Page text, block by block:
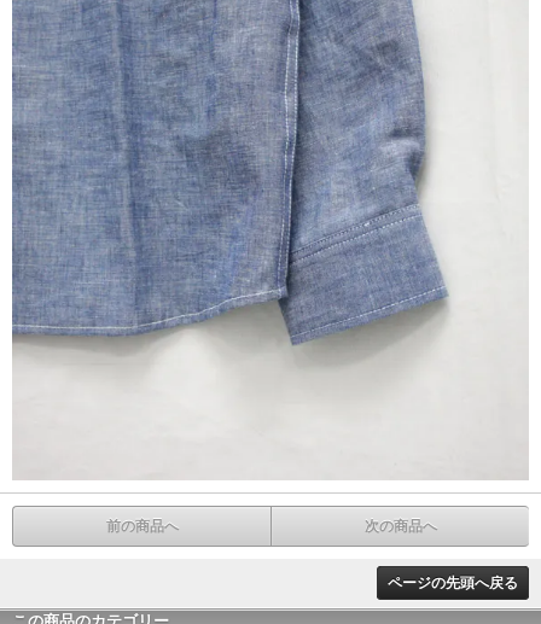
前の商品へ 次の商品へ
ページの先頭へ戻る